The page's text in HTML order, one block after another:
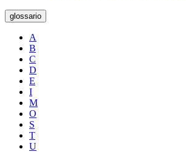
glossario
A
B
C
D
E
I
M
O
S
T
U